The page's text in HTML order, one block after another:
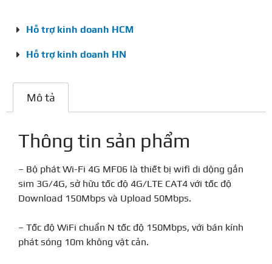
Hỗ trợ kinh doanh HCM
Hỗ trợ kinh doanh HN
Mô tả
Thông tin sản phẩm
– Bộ phát Wi-Fi 4G MF06 là thiết bị wifi di dộng gắn
sim 3G/4G, sở hữu tốc độ 4G/LTE CAT4 với tốc độ
Download 150Mbps và Upload 50Mbps.
– Tốc độ WiFi chuẩn N tốc độ 150Mbps, với bán kính
phát sóng 10m không vật cản.